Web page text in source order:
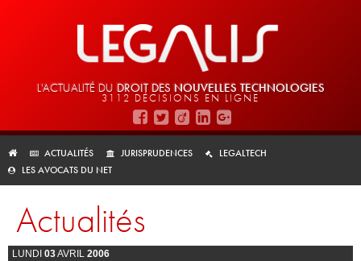
L'ACTUALITÉ DU DROIT DES NOUVELLES TECHNOLOGIES
3112 DÉCISIONS EN LIGNE
ACTUALITÉS JURISPRUDENCES
LEGALTECH
LES AVOCATS DU NET
Actualités
LUNDI 03AVRIL 2006